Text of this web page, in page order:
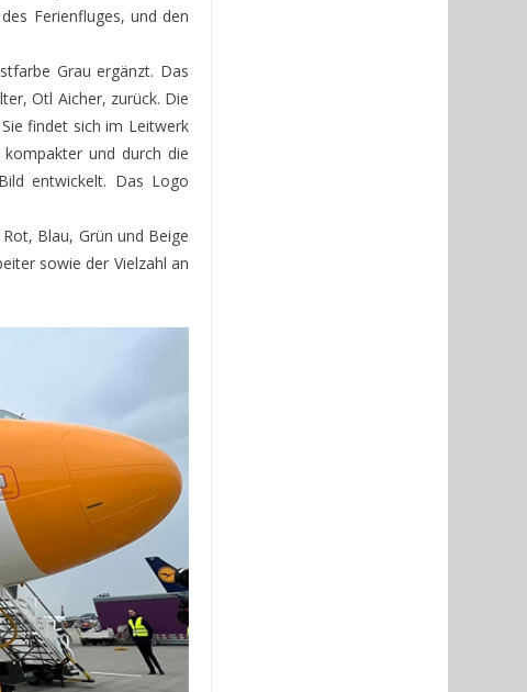
Ferienfluges, und den
Grau ergänzt. Das
Otl Aicher, zurück. Die
findet sich im Leitwerk
und durch die
entwickelt. Das Logo
Blau, Grün und Beige
sowie der Vielzahl an